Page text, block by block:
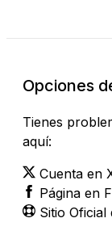
Opciones
Tienes
aquí:
Cuenta en
Página en
Sitio